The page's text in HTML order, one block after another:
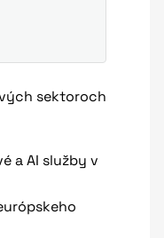
sektoroch
a AI služby v